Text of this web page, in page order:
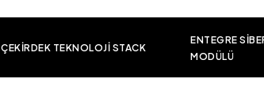
ÇEKIRDEK TEKNOLOJI STACK
ENTEGRE
MODÜLÜ